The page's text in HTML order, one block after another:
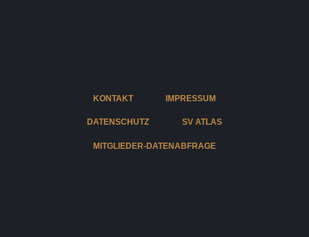
KONTAKT IMPRESSUM
DATENSCHUTZ SV ATLAS
MITGLIEDER-DATENABFRAGE